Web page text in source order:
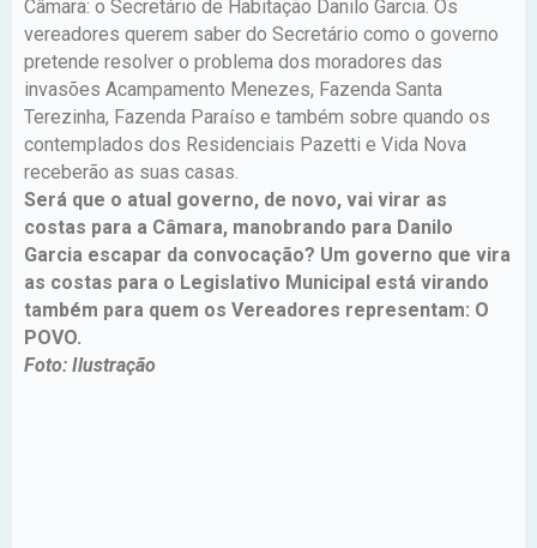
Câmara: o Secretário de Habitação Danilo Garcia. Os
vereadores querem saber do Secretário como o governo
pretende resolver o problema dos moradores das
invasões Acampamento Menezes, Fazenda Santa
Terezinha, Fazenda Paraíso e também sobre quando os
contemplados dos Residenciais Pazetti e Vida Nova
receberão as suas casas.
Será que o atual governo, de novo, vai virar as
costas para a Câmara, manobrando para Danilo
Garcia escapar da convocação? Um governo que vira
as costas para o Legislativo Municipal está virando
também para quem os Vereadores representam: O
POVO.
Foto: Ilustração